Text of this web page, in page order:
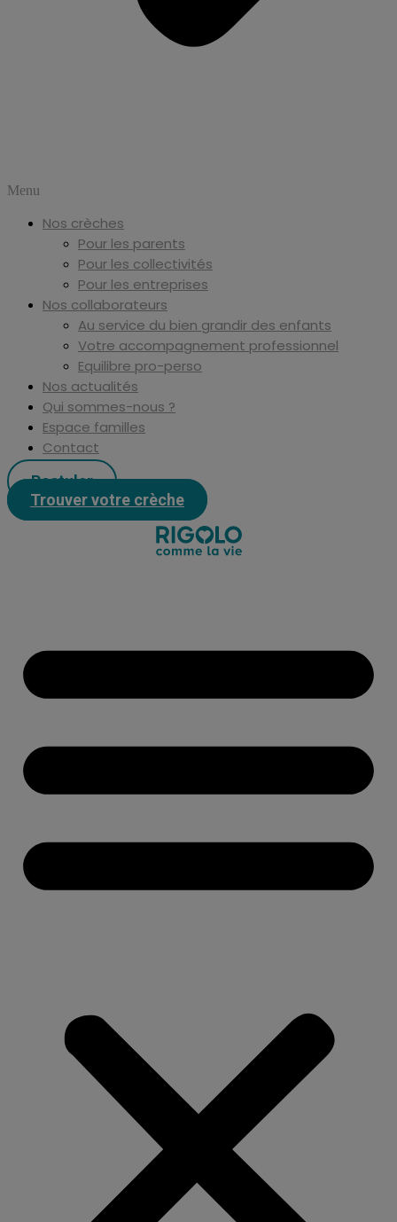
Menu
Nos crèches
Pour les parents
Pour les collectivités
Pour les entreprises
Nos collaborateurs
Au service du bien grandir des enfants
Votre accompagnement professionnel
Equilibre pro-perso
Nos actualités
Qui sommes-nous ?
Espace familles
Contact
Postuler
Trouver votre crèche